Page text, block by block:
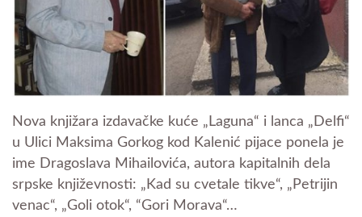
Nova knjižara izdavačke kuće „Laguna“ i lanca „Delfi“
u Ulici Maksima Gorkog kod Kalenić pijace ponela je
ime Dragoslava Mihailovića, autora kapitalnih dela
srpske književnosti: „Kad su cvetale tikve“, „Petrijin
venac“, „Goli otok“, “Gori Morava“…